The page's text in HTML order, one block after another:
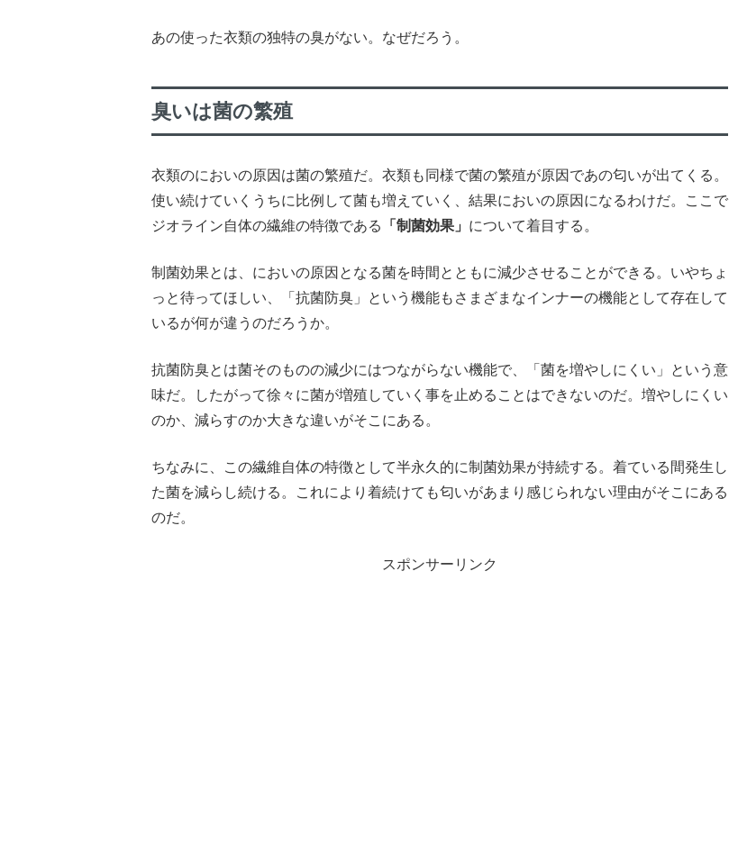
あの使った衣類の独特の臭がない。なぜだろう。
臭いは菌の繁殖
衣類のにおいの原因は菌の繁殖だ。衣類も同様で菌の繁殖が原因であの匂いが出てくる。
使い続けていくうちに比例して菌も増えていく、結果においの原因になるわけだ。ここで
ジオライン自体の繊維の特徴である
「制菌効果」 について着目する。
制菌効果とは、においの原因となる菌を時間とともに減少させることができる。いやちょ
っと待ってほしい、「抗菌防臭」という機能もさまざまなインナーの機能として存在して
いるが何が違うのだろうか。
抗菌防臭とは菌そのものの減少にはつながらない機能で、「菌を増やしにくい」という意
味だ。したがって徐々に菌が増殖していく事を止めることはできないのだ。増やしにくい
のか、減らすのか大きな違いがそこにある。
ちなみに、この繊維自体の特徴として半永久的に制菌効果が持続する。着ている間発生し
た菌を減らし続ける。これにより着続けても匂いがあまり感じられない理由がそこにある
のだ。
スポンサーリンク